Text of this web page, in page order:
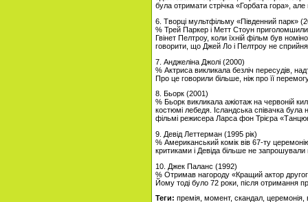
була отримати стрічка «Горбата гора»,
6. Творці мультфільму «Південний парк»
% Трей Паркер і Метт Стоун
Гвінет Пелтроу, коли їхній фільм був
говорити, що Джей Ло і Пелтроу не
7. Анджеліна Джолі (2000)
% Актриса викликала безліч пересудів,
Про це говорили більше, ніж про її
8. Бьорк (2001)
% Бьорк викликала ажіотаж на червоній
костюмі лебедя. Ісландська співачка
фільмі режисера Ларса фон Трієра
9. Девід Леттерман (1995 рік)
% Американський комік вів 67-ту
критиками і Девіда більше не запрошували
10. Джек Паланс (1992)
% Отримав нагороду «Кращий актор
Йому тоді було 72 роки, після отримання
Теги: премія, момент, скандал, церемонія,